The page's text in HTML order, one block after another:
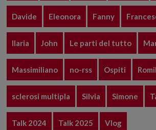
Davide Eleonora Fanny
Ilaria John Le parti del tutto
Massimiliano no-rss Ospiti
sclerosi multipla Silvia Simone
Talk 2024 Talk 2025 Vlog